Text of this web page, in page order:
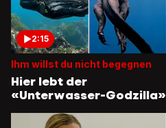
2:15
Ihm willst du nicht begegnen
Hier lebt der
«Unterwasser-Godzilla»